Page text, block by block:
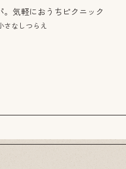
。気軽におうちピクニック
さなしつらえ